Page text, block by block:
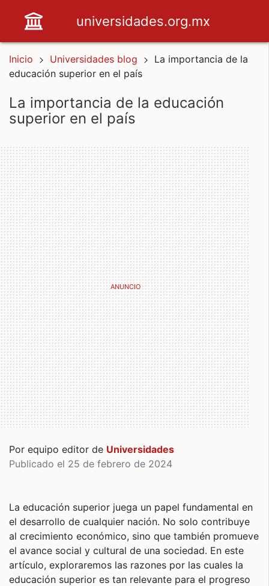
universidades.org.mx
Inicio Universidades blog
La importancia de la
educación superior en el país
la importancia de la educación
superior en el país
Por equipo editor de Universidades
Publicado el 25 de febrero de 2024
La educación superior juega un papel fundamental en
el desarrollo de cualquier nación. No solo contribuye
al crecimiento económico, sino que también promueve
el avance social y cultural de una sociedad. En este
artículo, exploraremos las razones por las cuales la
educación superior es tan relevante para el progreso